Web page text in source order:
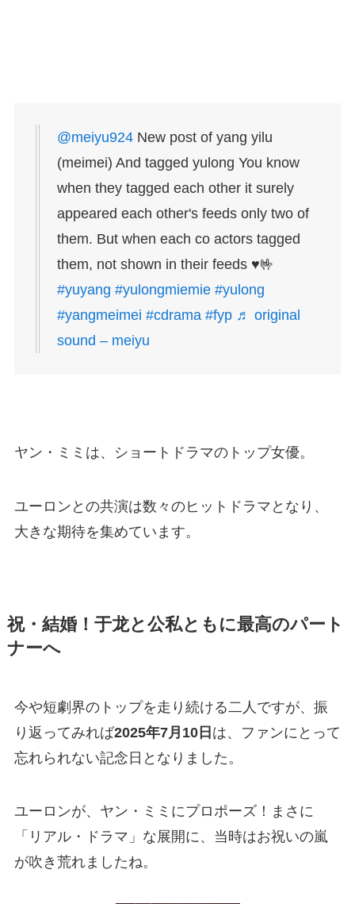
@meiyu924New post of yang yilu
(meimei) And tagged yulong You know
when they tagged each other it surely
appeared each other's feeds only two of
them. But when each co actors tagged
them, not shown in their feeds ♥️🤟
#yuyang #yulongmiemie #yulong
#yangmeimei #cdrama #fyp ♬ original
sound – meiyu
ヤン・ミミは、ショートドラマのトップ女優。
ユーロンとの共演は数々のヒットドラマとなり、
大きな期待を集めています。
祝・結婚！于龙と公私ともに最高のパート
ナーへ
今や短劇界のトップを走り続ける二人ですが、振
り返ってみれば2025年7月10日 は、ファンにとって
忘れられない記念日となりました。
ユーロンが、ヤン・ミミにプロポーズ！まさに
「リアル・ドラマ」な展開に、当時はお祝いの嵐
が吹き荒れましたね。